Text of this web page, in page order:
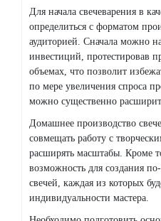
Для начала свечеварения в
определиться с форматом
аудиторией. Сначала можно
инвестиций, протестировав
объемах, что позволит
по мере увеличения спроса
можно существенно
Домашнее производство
совмещать работу с
расширять масштабы. Кроме
возможность для создания
свечей, каждая из которых
индивидуальности мастера.